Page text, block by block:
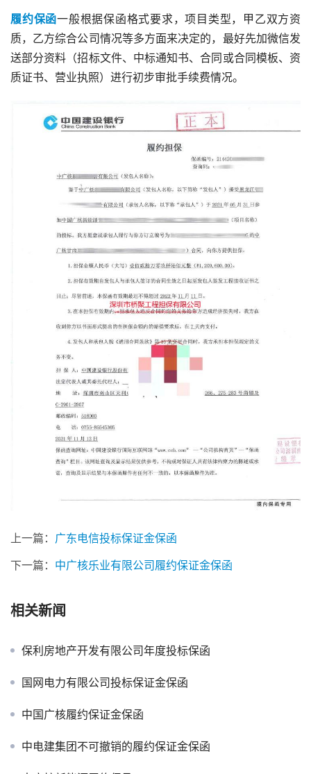
履约保函一般根据保函格式要求，项目类型，甲乙双方资
质，乙方综合公司情况等多方面来决定的，最好先加微信发
送部分资料（招标文件、中标通知书、合同或合同模板、资
质证书、营业执照）进行初步审批手续费情况。
上一篇： 广东电信投标保证金保函
下一篇： 中广核乐业有限公司履约保证金保函
相关新闻
保利房地产开发有限公司年度投标保函
国网电力有限公司投标保证金保函
中国广核履约保证金保函
中电建集团不可撤销的履约保证金保函